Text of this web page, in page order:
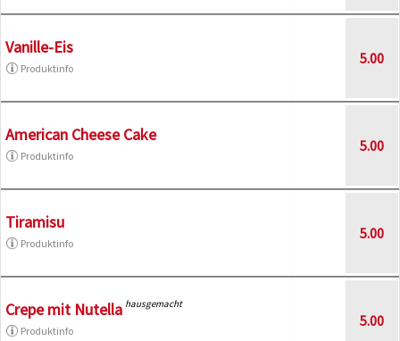
Vanille-Eis
Produktinfo
5.00
American Cheese Cake
Produktinfo
5.00
Tiramisu
Produktinfo
5.00
Crepe mit Nutella hausgemacht
Produktinfo
5.00